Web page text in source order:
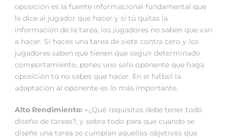
oposición es la fuente informacional fundamental que
le dice al jugador que hacer y si tú quitas la
información de la tarea, los jugadores no saben que van
a hacer. Si haces una tarea de siete contra cero y los
jugadores saben que tienen que seguir determinado
comportamiento, pones uno solo oponente que haga
oposición tú no sabes que hacer. En el futbol la
adaptación al oponente es lo más importante.
Alto Rendimiento: –¿Qué requisitos debe tener todo
diseño de tareas?, y sobre todo para que cuando se
diseñe una tarea se cumplan aquellos objetivos que